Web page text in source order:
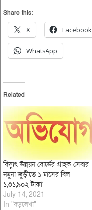
Share this:
X Facebook
WhatsApp
Related
বিদ্যুৎ উন্নয়ন বোর্ডের গ্রাহক সেবার
নমুনা জুড়ীতে ১ মাসের বিল
১,৩১,৯০২ টাকা
July 14, 2021
In "বড়লেখা"